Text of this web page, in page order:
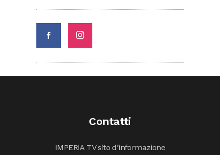
Contatti
IMPERIA TV sito d’informazione